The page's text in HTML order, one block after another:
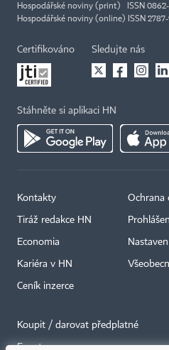
Hospodářské noviny (print) ISSN
Hospodářské noviny (online) ISSN
Certifikováno Sledujte nás
Stáhněte si aplikaci HN
Kontakty
Tiráž redakce HN
Economia
Kariéra v HN
Ceník inzerce
Ochrana
Koupit / darovat předplatné
Eventy